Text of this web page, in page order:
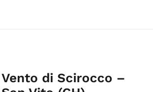
di Scirocco –